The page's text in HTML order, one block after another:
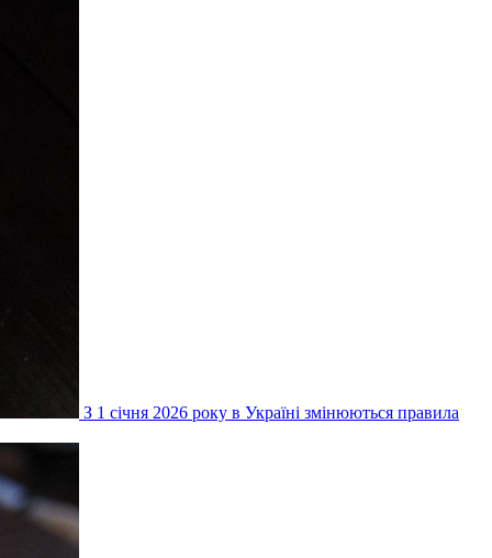
З 1 січня 2026 року в Україні змінюються правила